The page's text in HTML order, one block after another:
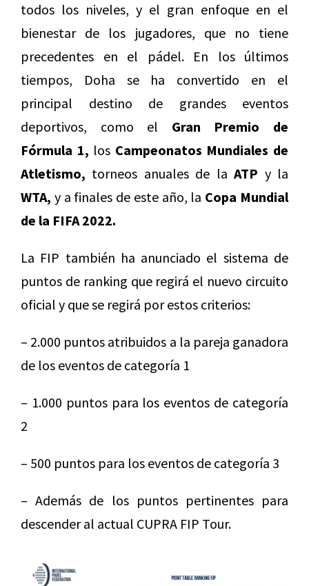
todos los niveles, y el gran enfoque en el
bienestar de los jugadores, que no tiene
precedentes en el pádel. En los últimos
tiempos, Doha se ha convertido en el
principal destino de grandes eventos
deportivos, como el Gran Premio de
Fórmula 1, los Campeonatos Mundiales de
Atletismo, torneos anuales de laATP y la
WTA, y a finales de este año, la Copa Mundial
de la FIFA 2022.
La FIP también ha anunciado el sistema de
puntos de ranking que regirá el nuevo circuito
oficial y que se regirá por estos criterios:
– 2.000 puntos atribuidos a la pareja ganadora
de los eventos de categoría 1
– 1.000 puntos para los eventos de categoría
2
– 500 puntos para los eventos de categoría 3
– Además de los puntos pertinentes para
descender al actual CUPRA FIP Tour.